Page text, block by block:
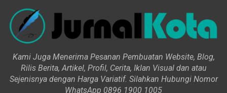
Kami Juga Menerima Pesanan Pembuatan Website, Blog,
Rilis Berita, Artikel, Profil, Cerita, Iklan Visual dan atau
Sejenisnya dengan Harga Variatif. Silahkan Hubungi Nomor
WhatsApp 0896 1900 1005